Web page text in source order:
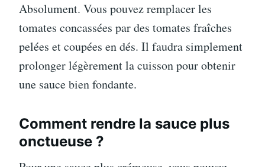
Absolument. Vous pouvez remplacer les
tomates concassées par des tomates fraîches
pelées et coupées en dés. Il faudra simplement
prolonger légèrement la cuisson pour obtenir
une sauce bien fondante.
Comment rendre la sauce plus
onctueuse ?